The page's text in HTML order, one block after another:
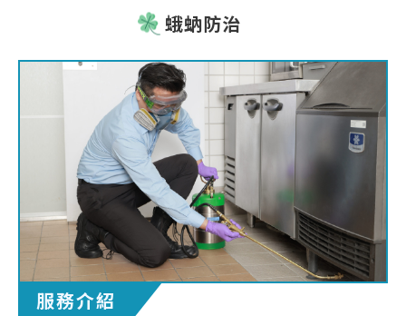
蛾蚋防治
服務介紹